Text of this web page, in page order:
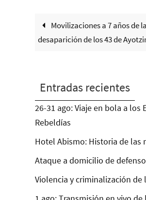
Movilizaciones a 7 años de la
desaparición de los 43 de
Entradas recientes
26-31 ago: Viaje en bola a los
Rebeldías
Hotel Abismo: Historia de las
Ataque a domicilio de
Violencia y criminalización